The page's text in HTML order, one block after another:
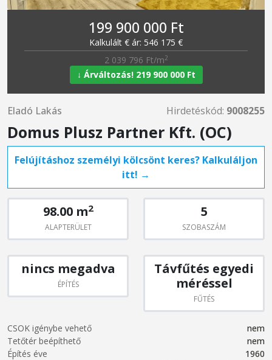
199 900 000 Ft
Kalkulált € ár: 546 175 €
2 039 796 Ft/m2
↓ Árváltozás! 219 900 000 Ft
Eladó Lakás Hirdetéskód: 9008255
Domus Plusz Partner Kft. (OC)
Felújításhoz személyi kölcsönt keres? Kalkuláljon
itt! →
98.00 m2
ALAPTERÜLET
5
SZOBASZÁM
nincs megadva
ÉPÍTÉS
Távfűtés egyedi
méréssel
FŰTÉS
CSOK igénybe vehető
nem
Tetőtér beépíthető
nem
Építés éve
1960